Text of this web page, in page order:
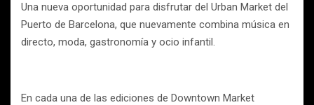
Una nueva oportunidad para disfrutar del Urban Market del
Puerto de Barcelona, que nuevamente combina música en
directo, moda, gastronomía y ocio infantil.
En cada una de las ediciones de Downtown Market